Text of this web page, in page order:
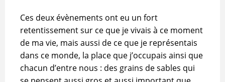
Ces deux évènements ont eu un fort
retentissement sur ce que je vivais à ce moment
de ma vie, mais aussi de ce que je représentais
dans ce monde, la place que j’occupais ainsi que
chacun d’entre nous : des grains de sables qui